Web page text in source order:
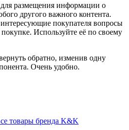
размещения информации о
другого важного контента.
покупателя вопросы
Используйте её по своему
обратно, изменив одну
Очень удобно.
товары бренда K&K